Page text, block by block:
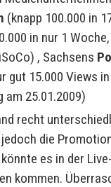
(knapp 100.000 in
in nur 1
, Sachsens
gut 15.000 Views
am 25.01.2009)
recht
die
es in der
kommen.